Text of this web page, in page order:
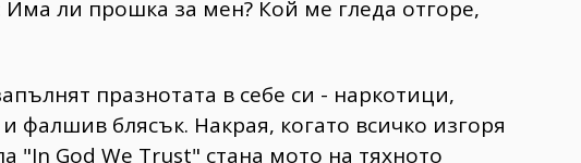
ли прошка за мен? Кой ме гледа отгоре,
празнотата в себе си - наркотици,
фалшив блясък. Накрая, когато всичко изгоря
"In God We Trust" стана мото на тяхното